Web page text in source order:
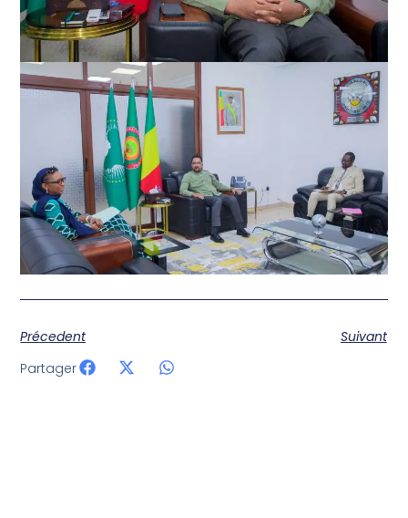
Précedent
Suivant
Partager